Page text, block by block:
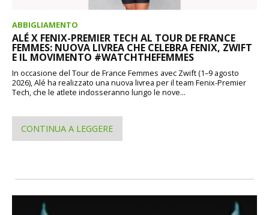
ABBIGLIAMENTO
ALÉ X FENIX-PREMIER TECH AL TOUR DE FRANCE
FEMMES: NUOVA LIVREA CHE CELEBRA FENIX, ZWIFT
E IL MOVIMENTO #WATCHTHEFEMMES
In occasione del Tour de France Femmes avec Zwift (1–9 agosto
2026), Alé ha realizzato una nuova livrea per il team Fenix-Premier
Tech, che le atlete indosseranno lungo le nove...
CONTINUA A LEGGERE